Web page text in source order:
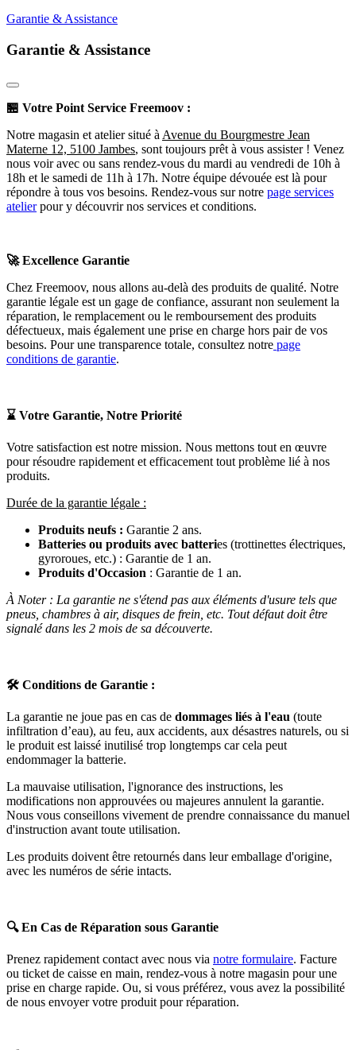
Garantie & Assistance
Garantie & Assistance
🏪 Votre Point Service Freemoov :
Notre magasin et atelier situé à Avenue du Bourgmestre Jean
Materne 12, 5100 Jambes, sont toujours prêt à vous assister ! Venez
nous voir avec ou sans rendez-vous du mardi au vendredi de 10h à
18h et le samedi de 11h à 17h. Notre équipe dévouée est là pour
répondre à tous vos besoins. Rendez-vous sur notre page services
atelierpour y découvrir nos services et conditions.
🚀Excellence Garantie
Chez Freemoov, nous allons au-delà des produits de qualité. Notre
garantie légale est un gage de confiance, assurant non seulement la
réparation, le remplacement ou le remboursement des produits
défectueux, mais également une prise en charge hors pair de vos
besoins. Pour une transparence totale, consultez notre page
conditions de garantie.
⌛ Votre Garantie, Notre Priorité
Votre satisfaction est notre mission. Nous mettons tout en œuvre
pour résoudre rapidement et efficacement tout problème lié à nos
produits.
Durée de la garantie légale :
Produits neufs : Garantie 2 ans.
Batteries ou produits avec batteries (trottinettes électriques,
gyroroues, etc.) : Garantie de 1 an.
Produits d'Occasion : Garantie de 1 an.
À Noter : La garantie ne s'étend pas aux éléments d'usure tels que
pneus, chambres à air, disques de frein, etc. Tout défaut doit être
signalé dans les 2 mois de sa découverte.
🛠️ Conditions de Garantie :
La garantie ne joue pas en cas de dommages liés à l'eau (toute
infiltration d’eau), au feu, aux accidents, aux désastres naturels, ou si
le produit est laissé inutilisé trop longtemps car cela peut
endommager la batterie.
La mauvaise utilisation, l'ignorance des instructions, les
modifications non approuvées ou majeures annulent la garantie.
Nous vous conseillons vivement de prendre connaissance du manuel
d'instruction avant toute utilisation.
Les produits doivent être retournés dans leur emballage d'origine,
avec les numéros de série intacts.
🔍En Cas de Réparation sous Garantie
Prenez rapidement contact avec nous via notre formulaire. Facture
ou ticket de caisse en main, rendez-vous à notre magasin pour une
prise en charge rapide. Ou, si vous préférez, vous avez la possibilité
de nous envoyer votre produit pour réparation.